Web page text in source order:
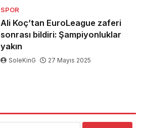
SPOR
Ali Koç’tan EuroLeague zaferi
sonrası bildiri: Şampiyonluklar
yakın
SoleKinG 27 Mayıs 2025